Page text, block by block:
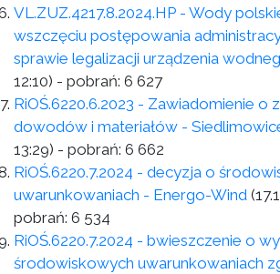
VL.ZUZ.4217.8.2024.HP - Wody
wszczęciu postępowania
sprawie legalizacji urządzenia
12:10) - pobrań: 6 627
RiOŚ.6220.6.2023 - Zawiadomienie o
dowodów i materiałów -
13:29) - pobrań: 6 662
RiOŚ.6220.7.2024 - decyzja o
uwarunkowaniach - Energo-Wind
pobrań: 6 534
RiOŚ.6220.7.2024 - bwieszczenie o
środowiskowych uwarunkowaniach